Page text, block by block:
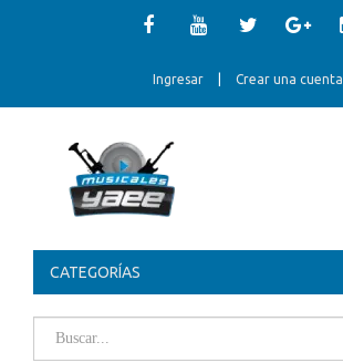
Ingresar Crear una cuenta
CATEGORÍAS